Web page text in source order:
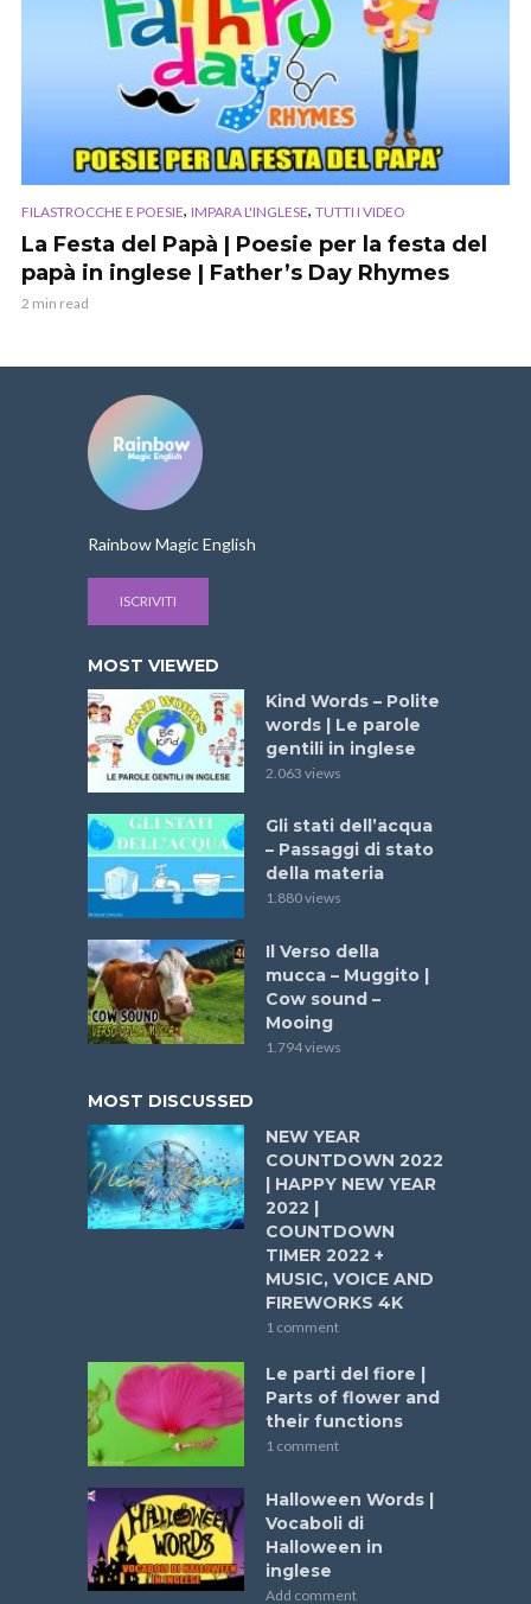
FILASTROCCHE E POESIE, IMPARA L'INGLESE, TUTTI I VIDEO
La Festa del Papà | Poesie per la festa del
papà in inglese | Father’s Day Rhymes
2 min read
Rainbow Magic English
ISCRIVITI
MOST VIEWED
Kind Words – Polite
words | Le parole
gentili in inglese
2.063 views
Gli stati dell’acqua
– Passaggi di stato
della materia
1.880 views
Il Verso della
mucca – Muggito |
Cow sound –
Mooing
1.794 views
MOST DISCUSSED
NEW YEAR
COUNTDOWN 2022
| HAPPY NEW YEAR
2022 |
COUNTDOWN
TIMER 2022 +
MUSIC, VOICE AND
FIREWORKS 4K
1 comment
Le parti del fiore |
Parts of flower and
their functions
1 comment
Halloween Words |
Vocaboli di
Halloween in
inglese
Add comment